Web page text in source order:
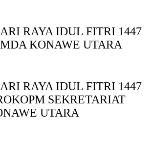
RAYA IDUL FITRI 1447
KONAWE UTARA
RAYA IDUL FITRI 1447
SEKRETARIAT
UTARA